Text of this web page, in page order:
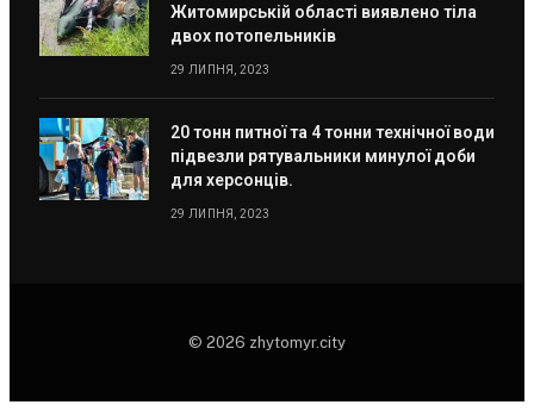
Житомирській області виявлено тіла
двох потопельників
29 ЛИПНЯ, 2023
20 тонн питної та 4 тонни технічної води
підвезли рятувальники минулої доби
для херсонців.
29 ЛИПНЯ, 2023
© 2026 zhytomyr.city